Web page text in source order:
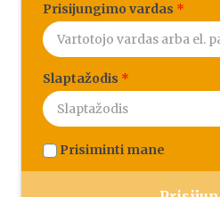
Prisijungimo vardas *
Slaptažodis *
Prisiminti mane